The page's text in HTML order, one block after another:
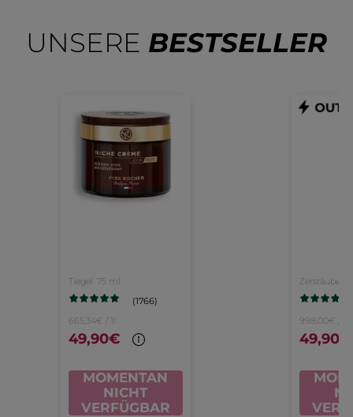
UNSERE BESTSELLER
Tag &
Nacht
Tiegel 75 ml
(1766)
665,34€ / 1l
49,90€
MOMENTAN
NICHT
VERFÜGBAR
-
Zerstäuber
998,00€ / 1l
49,90€